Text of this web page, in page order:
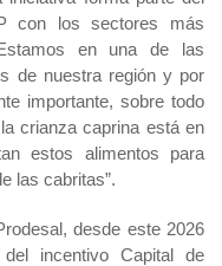
con los sectores más
en una de las
de nuestra región y por
importante, sobre todo
crianza caprina está en
estos alimentos para
las cabritas”.
desde este 2026
incentivo Capital de